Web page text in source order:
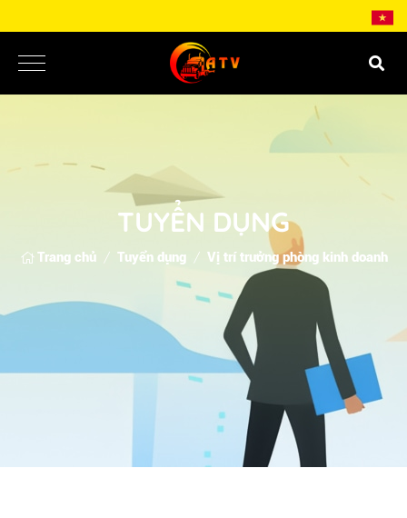
TUYỂN DỤNG
Trang chủ Tuyển dụng Vị trí trưởng phòng kinh doanh